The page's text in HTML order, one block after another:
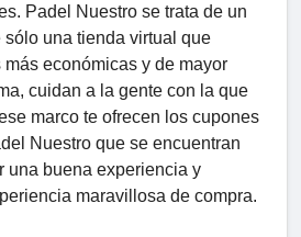
Padel Nuestro se trata de un
una tienda virtual que
económicas y de mayor
cuidan a la gente con la que
marco te ofrecen los cupones
Nuestro que se encuentran
una buena experiencia y
maravillosa de compra.